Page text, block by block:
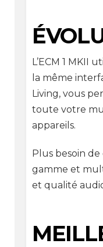
L’ECM 1 MKII
la même
Living, vous
toute votre
appareils.
Plus besoin
gamme et
et qualité